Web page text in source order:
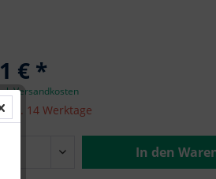
€ *
Versandkosten
ca. 14 Werktage
In den